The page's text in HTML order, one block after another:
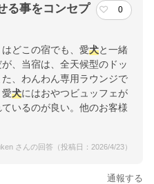
る事をコンセプ
0
どこの宿でも、愛犬と一緒
、当宿は、全天候型のドッ
、わんわん専用ラウンジで
犬にはおやつビュッフェが
いるのが良い。他のお客様
さんの回答（投稿日：2026/4/23）
通報する